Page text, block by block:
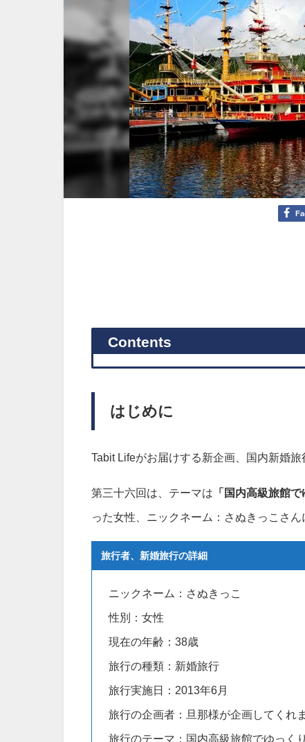
Contents
はじめに
Tabit Lifeがお届けする新企画、国内新婚旅
第三十六回は、テーマは 「国内高級旅館で
った女性、ニックネーム：さぬきっこさ
旅行者、新婚旅行の詳細
ニックネーム：さぬきっこ
性別：女性
現在の年齢：38歳
旅行の種類：新婚旅行
旅行実施日：2013年6月
旅行の企画者：旦那様が企画してくれ
旅行のテーマ：国内高級旅館でゆっく